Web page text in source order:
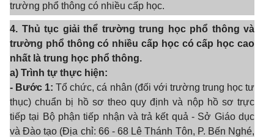
trường phổ thông có nhiều cấp học.
4. Thủ tục giải thể trường trung học phổ thông và
trường phổ thông có nhiều cấp học có cấp học cao
nhất là trung học phổ thông.
a) Trình tự thực hiện:
- Bước 1: Tổ chức, cá nhân (đối với trường trung học tư
thục) chuẩn bị hồ sơ theo quy định và nộp hồ sơ trực
tiếp tại Bộ phận tiếp nhận và trả kết quả - Sở Giáo dục
và Đào tạo (Địa chỉ: 66 - 68 Lê Thánh Tôn, P. Bến Nghé,